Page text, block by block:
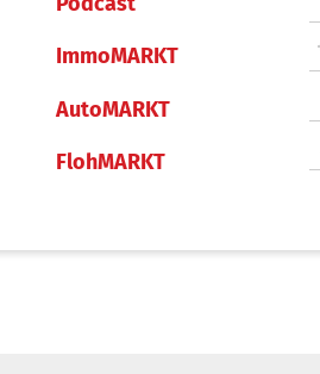
ImmoMARKT
AutoMARKT
FlohMARKT